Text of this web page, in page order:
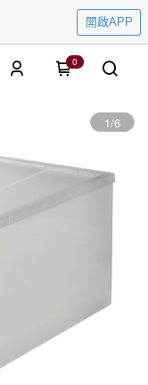
開啟APP
0
1/6